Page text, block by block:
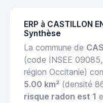
ERP à CASTILLON
Synthèse
La commune de
(code INSEE
région Occitanie)
5.00 km² (densité
risque radon est 1